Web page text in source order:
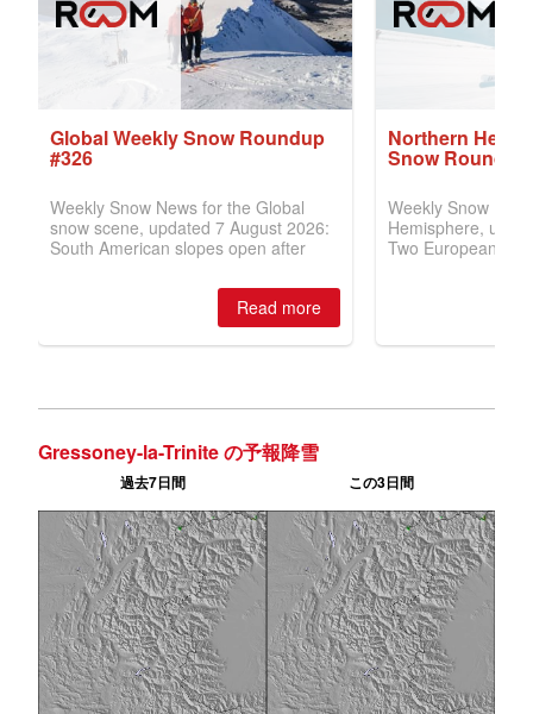
Gressoney-la-Trinite の予報降雪
過去7日間 この3日間